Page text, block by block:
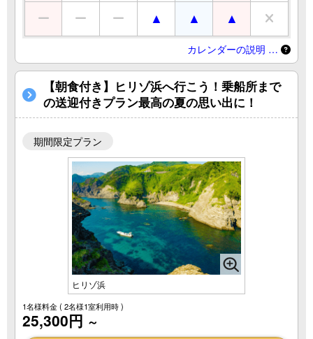
カレンダーの説明 …
【朝食付き】ヒリゾ浜へ行こう！乗船所まで
の送迎付きプラン最高の夏の思い出に！
期間限定プラン
ヒリゾ浜
1名様料金( 2名様1室利用時 )
25,300円 ～